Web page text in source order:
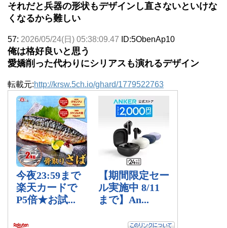
それだと兵器の形状もデザインし直さないといけな
くなるから難しい
57: 2026/05/24(日) 05:38:09.47 ID:5ObenAp10
俺は格好良いと思う
愛嬌削った代わりにシリアスも演れるデザイン
転載元:http://krsw.5ch.io/ghard/1779522763